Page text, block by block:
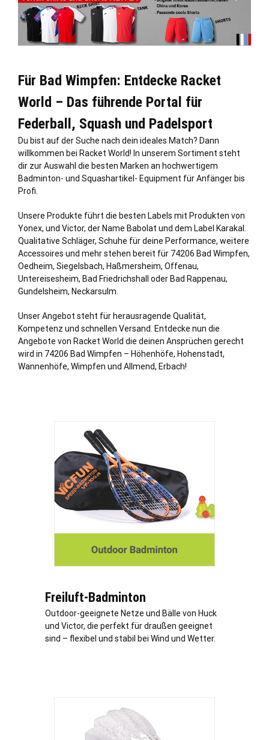
Für Bad Wimpfen: Entdecke Racket
World – Das führende Portal für
Federball, Squash und Padelsport
Du bist auf der Suche nach dein ideales Match? Dann
willkommen bei Racket World! In unserem Sortiment steht
dir zur Auswahl die besten Marken an hochwertigem
Badminton- und Squashartikel- Equipment für Anfänger bis
Profi.
Unsere Produkte führt die besten Labels mit Produkten von
Yonex, und Victor, der Name Babolat und dem Label Karakal.
Qualitative Schläger, Schuhe für deine Performance, weitere
Accessoires und mehr stehen bereit für 74206 Bad Wimpfen,
Oedheim, Siegelsbach, Haßmersheim, Offenau,
Untereisesheim, Bad Friedrichshall oder Bad Rappenau,
Gundelsheim, Neckarsulm
Unser Angebot steht für herausragende Qualität,
Kompetenz und schnellen Versand. Entdecke nun die
Angebote von Racket World die deinen Ansprüchen gerecht
wird in 74206 Bad Wimpfen – Höhenhöfe, Hohenstadt,
Wannenhöfe, Wimpfen und Allmend, Erbach!
Freiluft-Badminton
Outdoor-geeignete Netze und Bälle von Huck
und Victor, die perfekt für draußen geeignet
sind – flexibel und stabil bei Wind und Wetter.